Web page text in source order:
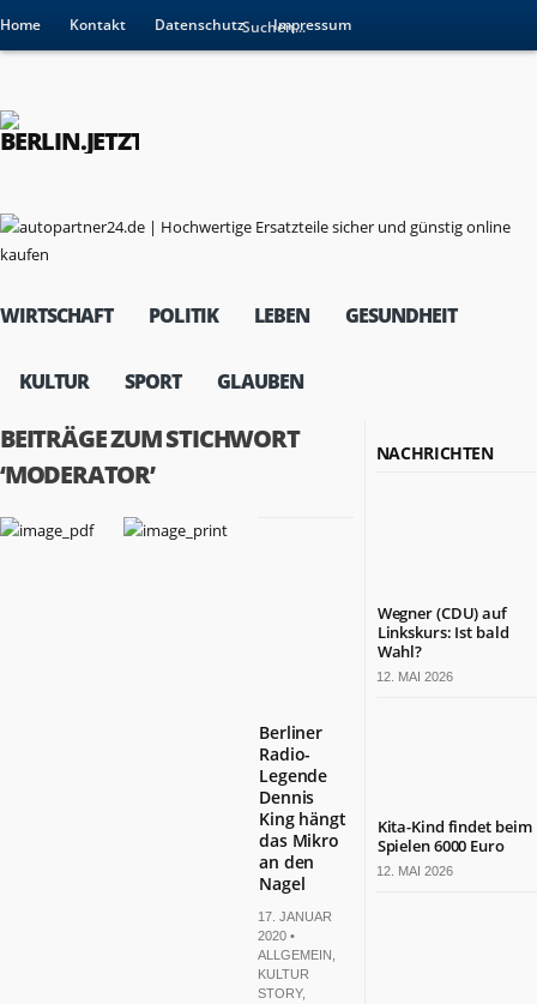
Home Kontakt Datenschutz Impressum
WIRTSCHAFT POLITIK LEBEN GESUNDHEIT
KULTUR SPORT GLAUBEN
BEITRÄGE ZUM STICHWORT
‘MODERATOR’
Berliner
Radio-
Legende
Dennis
King hängt
das Mikro
an den
Nagel
17. JANUAR
2020 •
ALLGEMEIN
KULTUR
STORY,
NACHRICHTEN
Wegner (CDU) auf
Linkskurs: Ist bald
Wahl?
12. MAI 2026
Kita-Kind findet beim
Spielen 6000 Euro
12. MAI 2026